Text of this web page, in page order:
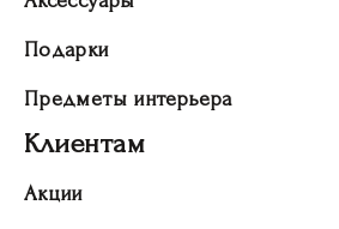
Подарки
Предметы интерьера
Клиентам
Акции